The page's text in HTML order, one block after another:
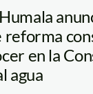
reforma
en la
agua